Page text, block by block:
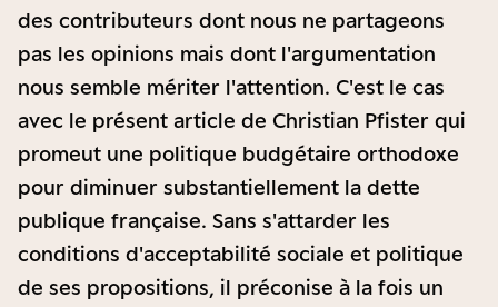
des contributeurs dont nous ne partageons
pas les opinions mais dont l'argumentation
nous semble mériter l'attention. C'est le cas
avec le présent article de Christian Pfister qui
promeut une politique budgétaire orthodoxe
pour diminuer substantiellement la dette
publique française. Sans s'attarder les
conditions d'acceptabilité sociale et politique
de ses propositions, il préconise à la fois un